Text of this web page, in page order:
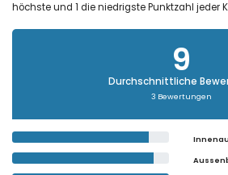
höchste und 1 die niedrigste Punktzahl jeder
9
Durchschnittliche
3 Bewertungen